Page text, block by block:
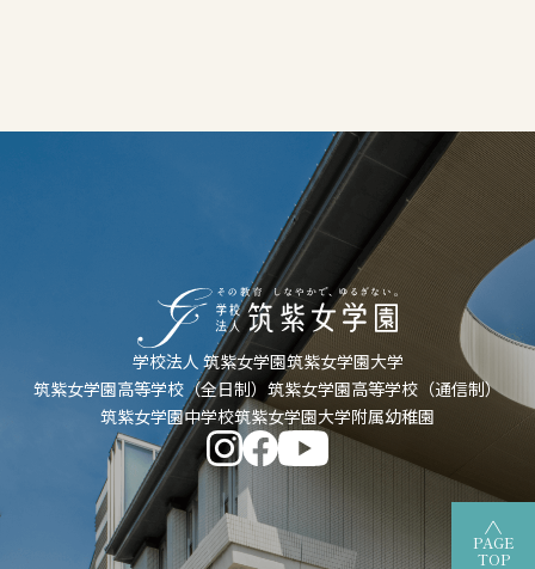
PAGE
TOP
学校法人 筑紫女学園筑紫女学園大学
筑紫女学園高等学校（全日制） 筑紫女学園高等学校（通信制）
筑紫女学園中学校筑紫女学園大学附属幼稚園